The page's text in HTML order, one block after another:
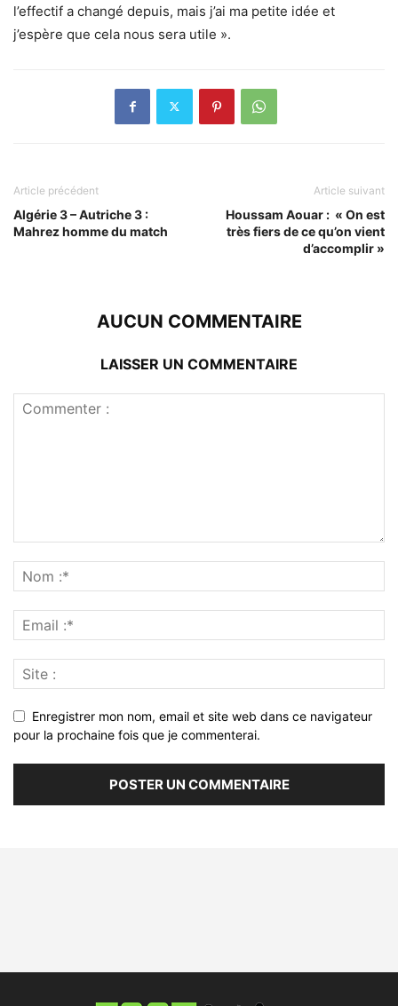
l’effectif a changé depuis, mais j’ai ma petite idée et
j’espère que cela nous sera utile ».
Article précédent
Algérie 3 – Autriche 3 :
Mahrez homme du match
Article suivant
Houssam Aouar : « On est
très fiers de ce qu’on vient
d’accomplir »
AUCUN COMMENTAIRE
LAISSER UN COMMENTAIRE
Enregistrer mon nom, email et site web dans ce navigateur
pour la prochaine fois que je commenterai.